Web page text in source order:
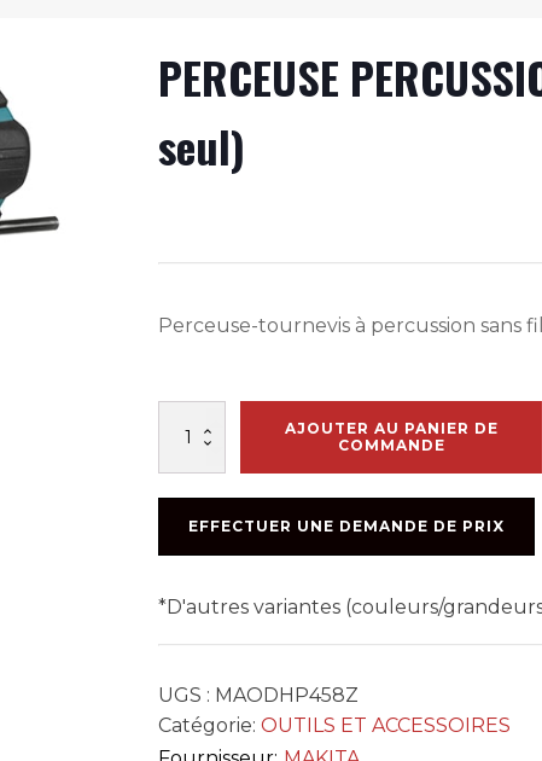
PERCEUSE
seul)
Perceuse-tournevis à percussion sans
(outil
AJOUTER AU PANIER DE
COMMANDE
EFFECTUER UNE DEMANDE DE PRIX
*D'autres variantes (couleurs/
UGS : MAODHP458Z
Catégorie: OUTILS ET ACCESSOIRES